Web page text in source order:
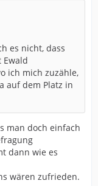
es nicht, dass
Ewald
ich mich zuzähle,
auf dem Platz in
man doch einfach
dann wie es
wären zufrieden.